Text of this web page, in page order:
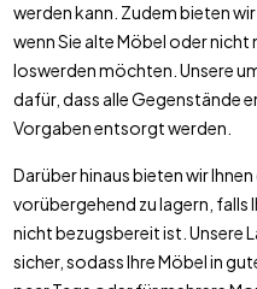
werden kann. Zudem bieten
wenn Sie alte Möbel oder
loswerden möchten. Unsere
dafür, dass alle Gegenstände
Vorgaben entsorgt werden.
Darüber hinaus bieten wir
vorübergehend zu lagern, falls
nicht bezugsbereit ist. Unsere
sicher, sodass Ihre Möbel in